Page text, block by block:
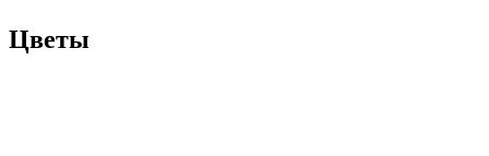
Цветы